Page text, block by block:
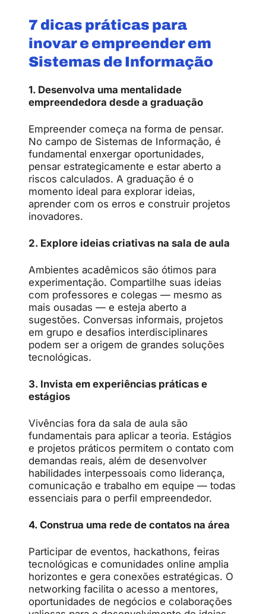
7 dicas práticas para
inovar e empreender em
Sistemas de Informação
1. Desenvolva uma mentalidade
empreendedora desde a graduação
Empreender começa na forma de pensar.
No campo de Sistemas de Informação, é
fundamental enxergar oportunidades,
pensar estrategicamente e estar aberto a
riscos calculados. A graduação é o
momento ideal para explorar ideias,
aprender com os erros e construir projetos
inovadores.
2. Explore ideias criativas na sala de aula
Ambientes acadêmicos são ótimos para
experimentação. Compartilhe suas ideias
com professores e colegas — mesmo as
mais ousadas — e esteja aberto a
sugestões. Conversas informais, projetos
em grupo e desafios interdisciplinares
podem ser a origem de grandes soluções
tecnológicas.
3. Invista em experiências práticas e
estágios
Vivências fora da sala de aula são
fundamentais para aplicar a teoria. Estágios
e projetos práticos permitem o contato com
demandas reais, além de desenvolver
habilidades interpessoais como liderança,
comunicação e trabalho em equipe — todas
essenciais para o perfil empreendedor.
4. Construa uma rede de contatos na área
Participar de eventos, hackathons, feiras
tecnológicas e comunidades online amplia
horizontes e gera conexões estratégicas. O
networking facilita o acesso a mentores,
oportunidades de negócios e colaborações